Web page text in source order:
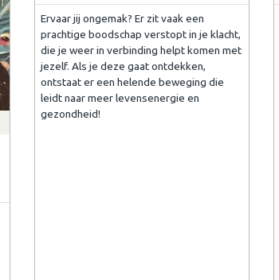
Ervaar jij ongemak? Er zit vaak een
prachtige boodschap verstopt in je klacht,
die je weer in verbinding helpt komen met
jezelf. Als je deze gaat ontdekken,
ontstaat er een helende beweging die
leidt naar meer levensenergie en
gezondheid!